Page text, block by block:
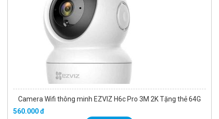
Camera Wifi thông minh EZVIZ H6c Pro 3M 2K Tặng thẻ 64G
560.000 đ